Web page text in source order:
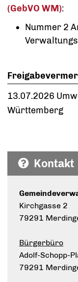
(GebVO WM):
Nummer 2
13.07.2026
Württemberg
Kontakt
Kirchgasse 2
79291
Bürgerbüro
Adolf-Schopp-
79291